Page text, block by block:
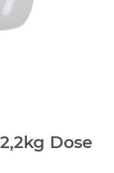
Dose